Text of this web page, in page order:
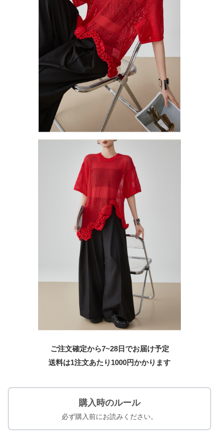
ご注文確定から7~28日でお届け予定
送料は1注文あたり 1000円かかります
購入時のルール
必ず購入前にお読みください。